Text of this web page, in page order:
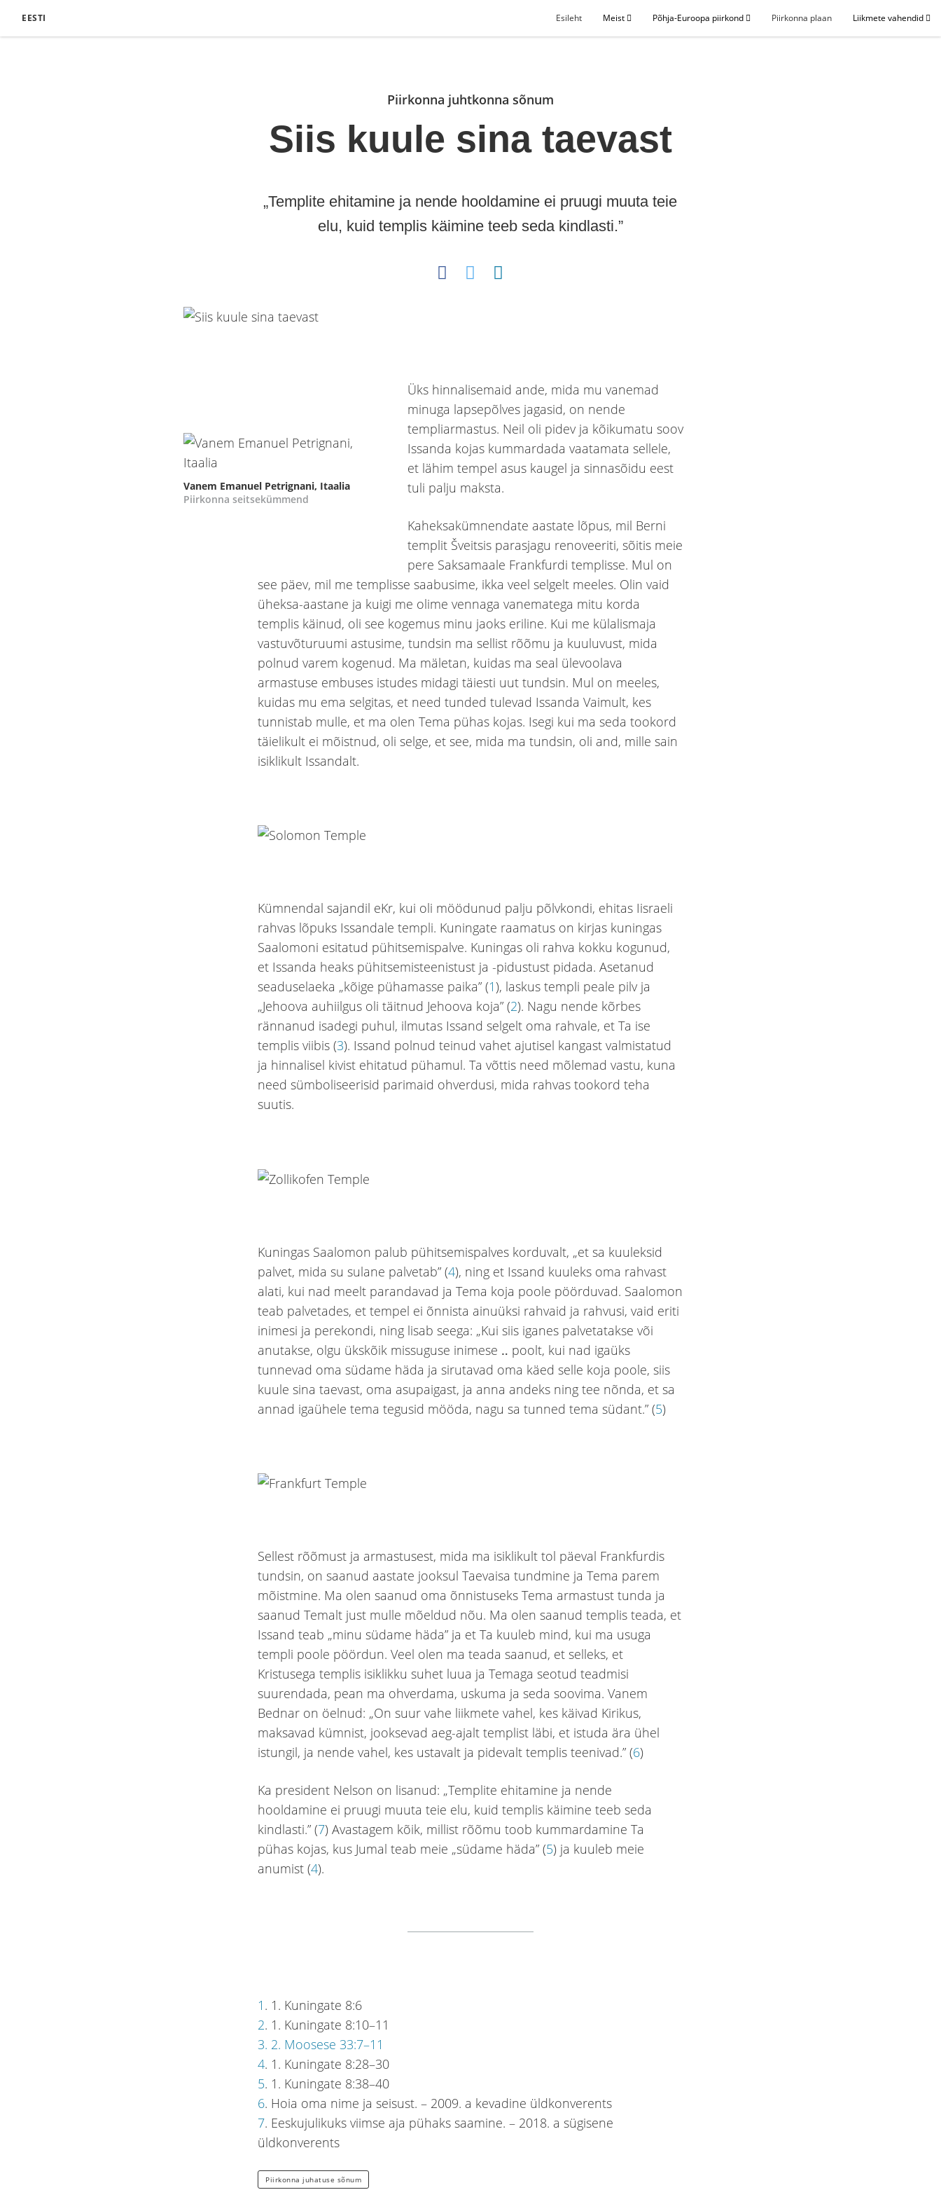
EESTI Esileht Meist Põhja-Euroopa piirkond Piirkonna plaan Liikmete vahendid
Piirkonna juhtkonna sõnum
Siis kuule sina taevast
„Templite ehitamine ja nende hooldamine ei pruugi muuta teie
elu, kuid templis käimine teeb seda kindlasti.”
Vanem Emanuel Petrignani, Itaalia
Piirkonna seitsekümmend
Üks hinnalisemaid ande, mida mu vanemad
minuga lapsepõlves jagasid, on nende
templiarmastus. Neil oli pidev ja kõikumatu soov
Issanda kojas kummardada vaatamata sellele,
et lähim tempel asus kaugel ja sinnasõidu eest
tuli palju maksta.
Kaheksakümnendate aastate lõpus, mil Berni
templit Šveitsis parasjagu renoveeriti, sõitis meie
pere Saksamaale Frankfurdi templisse. Mul on
see päev, mil me templisse saabusime, ikka veel selgelt meeles. Olin vaid
üheksa-aastane ja kuigi me olime vennaga vanematega mitu korda
templis käinud, oli see kogemus minu jaoks eriline. Kui me külalismaja
vastuvõturuumi astusime, tundsin ma sellist rõõmu ja kuuluvust, mida
polnud varem kogenud. Ma mäletan, kuidas ma seal ülevoolava
armastuse embuses istudes midagi täiesti uut tundsin. Mul on meeles,
kuidas mu ema selgitas, et need tunded tulevad Issanda Vaimult, kes
tunnistab mulle, et ma olen Tema pühas kojas. Isegi kui ma seda tookord
täielikult ei mõistnud, oli selge, et see, mida ma tundsin, oli and, mille sain
isiklikult Issandalt.
Kümnendal sajandil eKr, kui oli möödunud palju põlvkondi, ehitas Iisraeli
rahvas lõpuks Issandale templi. Kuningate raamatus on kirjas kuningas
Saalomoni esitatud pühitsemispalve. Kuningas oli rahva kokku kogunud,
et Issanda heaks pühitsemisteenistust ja -pidustust pidada. Asetanud
seaduselaeka „kõige pühamasse paika” (1), laskus templi peale pilv ja
„Jehoova auhiilgus oli täitnud Jehoova koja” (2). Nagu nende kõrbes
rännanud isadegi puhul, ilmutas Issand selgelt oma rahvale, et Ta ise
templis viibis (3). Issand polnud teinud vahet ajutisel kangast valmistatud
ja hinnalisel kivist ehitatud pühamul. Ta võttis need mõlemad vastu, kuna
need sümboliseerisid parimaid ohverdusi, mida rahvas tookord teha
suutis.
Kuningas Saalomon palub pühitsemispalves korduvalt, „et sa kuuleksid
palvet, mida su sulane palvetab” (4), ning et Issand kuuleks oma rahvast
alati, kui nad meelt parandavad ja Tema koja poole pöörduvad. Saalomon
teab palvetades, et tempel ei õnnista ainuüksi rahvaid ja rahvusi, vaid eriti
inimesi ja perekondi, ning lisab seega: „Kui siis iganes palvetatakse või
anutakse, olgu ükskõik missuguse inimese ‥ poolt, kui nad igaüks
tunnevad oma südame häda ja sirutavad oma käed selle koja poole, siis
kuule sina taevast, oma asupaigast, ja anna andeks ning tee nõnda, et sa
annad igaühele tema tegusid mööda, nagu sa tunned tema südant.” (5)
Sellest rõõmust ja armastusest, mida ma isiklikult tol päeval Frankfurdis
tundsin, on saanud aastate jooksul Taevaisa tundmine ja Tema parem
mõistmine. Ma olen saanud oma õnnistuseks Tema armastust tunda ja
saanud Temalt just mulle mõeldud nõu. Ma olen saanud templis teada, et
Issand teab „minu südame häda” ja et Ta kuuleb mind, kui ma usuga
templi poole pöördun. Veel olen ma teada saanud, et selleks, et
Kristusega templis isiklikku suhet luua ja Temaga seotud teadmisi
suurendada, pean ma ohverdama, uskuma ja seda soovima. Vanem
Bednar on öelnud: „On suur vahe liikmete vahel, kes käivad Kirikus,
maksavad kümnist, jooksevad aeg-ajalt templist läbi, et istuda ära ühel
istungil, ja nende vahel, kes ustavalt ja pidevalt templis teenivad.” (6)
Ka president Nelson on lisanud: „Templite ehitamine ja nende
hooldamine ei pruugi muuta teie elu, kuid templis käimine teeb seda
kindlasti.” (7) Avastagem kõik, millist rõõmu toob kummardamine Ta
pühas kojas, kus Jumal teab meie „südame häda” (5) ja kuuleb meie
anumist (4).
1 . 1. Kuningate 8:6
2. 1. Kuningate 8:10–11
3. 2. Moosese 33:7–11
4. 1. Kuningate 8:28–30
5. 1. Kuningate 8:38–40
6. Hoia oma nime ja seisust. – 2009. a kevadine üldkonverents
7. Eeskujulikuks viimse aja pühaks saamine. – 2018. a sügisene
üldkonverents
Piirkonna juhatuse sõnum